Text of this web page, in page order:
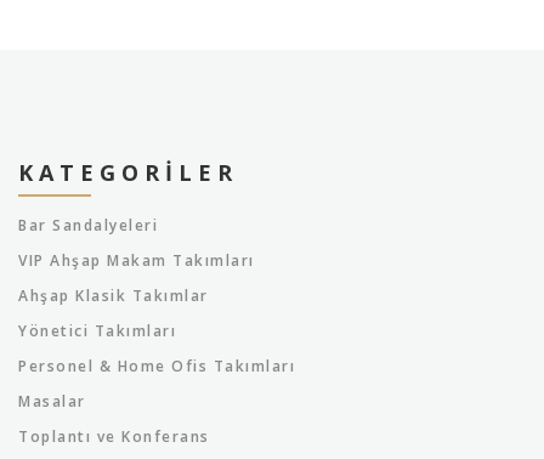
KATEGORILER
Bar Sandalyeleri
VIP Ahşap Makam Takımları
Ahşap Klasik Takımlar
Yönetici Takımları
Personel & Home Ofis Takımları
Masalar
Toplantı ve Konferans